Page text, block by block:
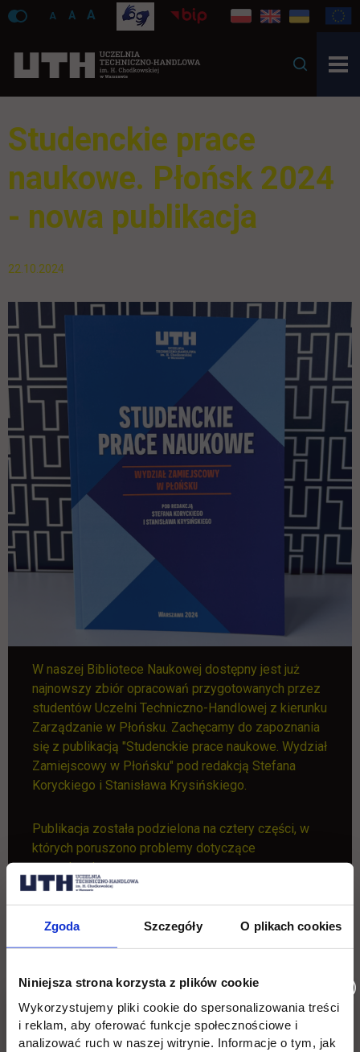
Zgoda Szczegóły O plikach cookies
Niniejsza strona korzysta z plików cookie
Wykorzystujemy pliki cookie do spersonalizowania treści
i reklam, aby oferować funkcje społecznościowe i
analizować ruch w naszej witrynie. Informacje o tym, jak
A A A
Studenckie prace
naukowe. Płońsk 2024
- nowa publikacja
22.10.2024
W naszej Bibliotece Naukowej dostępny jest już
najnowszy zbiór opracowań przygotowanych przez
studentów Uczelni Techniczno-Handlowej z kierunku
Zarządzanie w Płońsku. Zachęcamy do zapoznania
się z publikacją "Studenckie prace naukowe. Wydział
Zamiejscowy w Płońsku" pod redakcją Stefana
Koryckiego i Stanisława Krysińskiego.
Publikacja została podzielona na cztery części, w
których poruszono problemy dotyczące
zarządzania:
zasobami ludzkimi w urzędach jednostek
samorządu terytorialnego;
rozwojem społeczno-gospodarczym jednostek
samorządu terytorialnego oraz zarządzanie
kryzysowe;